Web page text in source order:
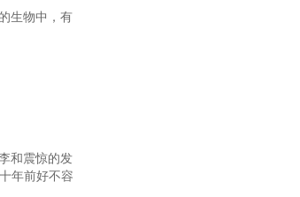
生物中，有
和震惊的发
年前好不容